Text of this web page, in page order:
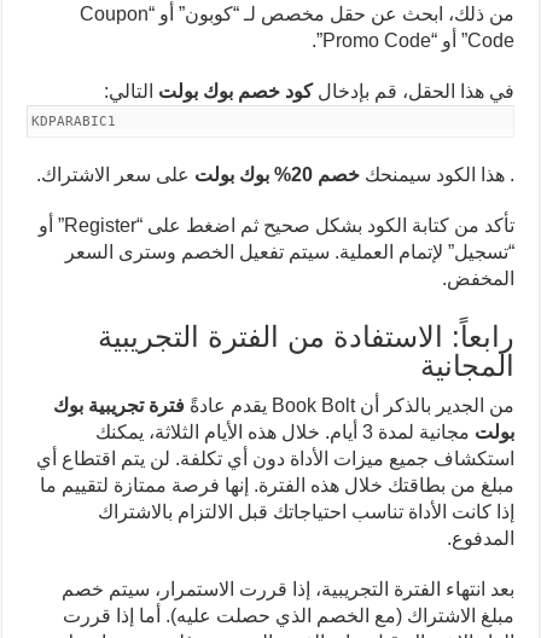
من ذلك، ابحث عن حقل مخصص لـ “كوبون” أو “Coupon
Code” أو “Promo Code”.
في هذا الحقل، قم بإدخالكود خصم بوك بولت التالي:
KDPARABIC1
. هذا الكود سيمنحكخصم 20% بوك بولت على سعر الاشتراك.
تأكد من كتابة الكود بشكل صحيح ثم اضغط على “Register” أو
“تسجيل” لإتمام العملية. سيتم تفعيل الخصم وسترى السعر
المخفض.
رابعاً: الاستفادة من الفترة التجريبية
المجانية
من الجدير بالذكر أن Book Bolt يقدم عادةً
فترة تجريبية بوك
بولت
مجانية لمدة 3 أيام. خلال هذه الأيام الثلاثة، يمكنك
استكشاف جميع ميزات الأداة دون أي تكلفة. لن يتم اقتطاع أي
مبلغ من بطاقتك خلال هذه الفترة. إنها فرصة ممتازة لتقييم ما
إذا كانت الأداة تناسب احتياجاتك قبل الالتزام بالاشتراك
المدفوع.
بعد انتهاء الفترة التجريبية، إذا قررت الاستمرار، سيتم خصم
مبلغ الاشتراك (مع الخصم الذي حصلت عليه). أما إذا قررت